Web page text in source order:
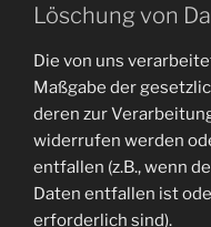
Löschung von
Die von uns
Maßgabe der
deren zur
widerrufen werden
entfallen (z.B., wenn
Daten entfallen ist
erforderlich sind).